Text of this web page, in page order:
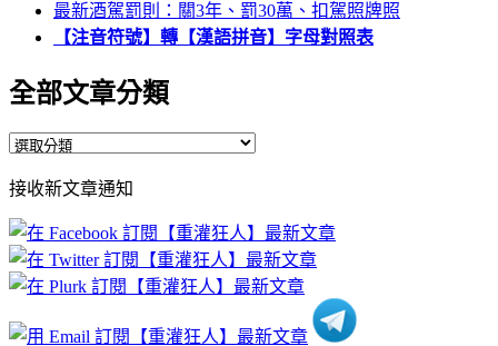
最新酒駕罰則：關3年、罰30萬、扣駕照牌照
【注音符號】轉【漢語拼音】字母對照表
全部文章分類
全
文
章
分
類
接收新文章通知